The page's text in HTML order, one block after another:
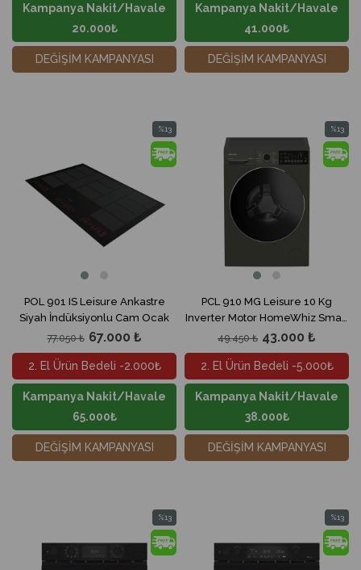
Kampanya Nakit/Havale
20.000₺
DEĞİŞİM KAMPANYASI
Kampanya Nakit/Havale
41.000₺
DEĞİŞİM KAMPANYASI
POL 901 IS Leisure Ankastre
Siyah İndüksiyonlu Cam Ocak
67.000 ₺
77.050 ₺
%13
İndirim
%13İndirim
2. El Ürün Bedeli -2.000₺
Kampanya Nakit/Havale
65.000₺
DEĞİŞİM KAMPANYASI
PCL 910 MG Leisure 10 Kg
Inverter Motor HomeWhiz Smart
Çamaşır Makinesi
43.000 ₺
49.450 ₺
%13
İndirim
2. El Ürün Bedeli -5.000₺
Kampanya Nakit/Havale
38.000₺
DEĞİŞİM KAMPANYASI
%13
İndirim
%13İndirim
%13
İndirim